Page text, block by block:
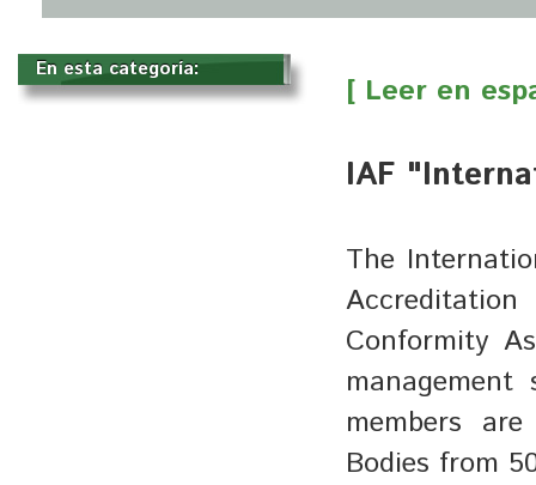
[ Leer en
IAF
The
Conformity
members
Bodies from
En esta categoría: